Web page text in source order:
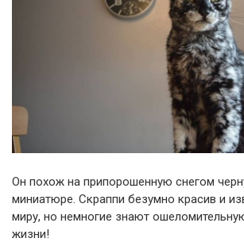
Он похож на припорошенную снегом
миниатюре. Скраппи безумно красив и
миру, но немногие знают
жизни!